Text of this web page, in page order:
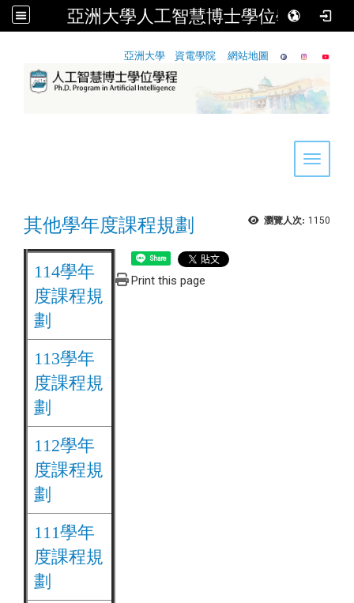
亞洲大學人工智慧博士學位學程
亞洲大學 資電學院 網站地圖
Toggle
瀏覽人次: 1150
其他學年度課程規劃
114學年
度課程規
劃
113學年
度課程規
劃
112學年
度課程規
劃
111學年
度課程規
劃
Share
Print this page